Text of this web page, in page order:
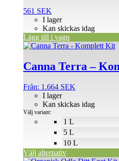
561 SEK
I lager
Kan skickas idag
Lägg till i vagn
Canna Terra –
Från: 1.664 SEK
1 L
5 L
10 L
I lager
Kan skickas idag
Välj variant:
Välj alternativ
Den
produkten
har
varianter.
olika
alternativen
produktsidan